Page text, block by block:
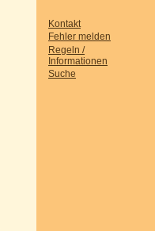
Kontakt
Fehler melden
Regeln /
Informationen
Suche